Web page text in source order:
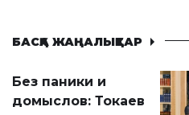
БАСҚА ЖАҢАЛЫҚТАР
Без паники и
домыслов: Токаев